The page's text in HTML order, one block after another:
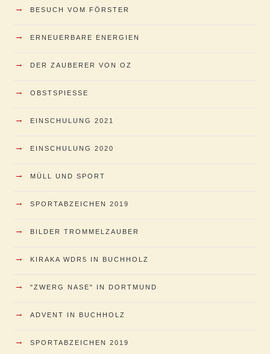
→ BESUCH VOM FÖRSTER
→ ERNEUERBARE ENERGIEN
→ DER ZAUBERER VON OZ
→ OBSTSPIESSE
→ EINSCHULUNG 2021
→ EINSCHULUNG 2020
→ MÜLL UND SPORT
→ SPORTABZEICHEN 2019
→ BILDER TROMMELZAUBER
→ KIRAKA WDR5 IN BUCHHOLZ
→ "ZWERG NASE" IN DORTMUND
→ ADVENT IN BUCHHOLZ
→ SPORTABZEICHEN 2019